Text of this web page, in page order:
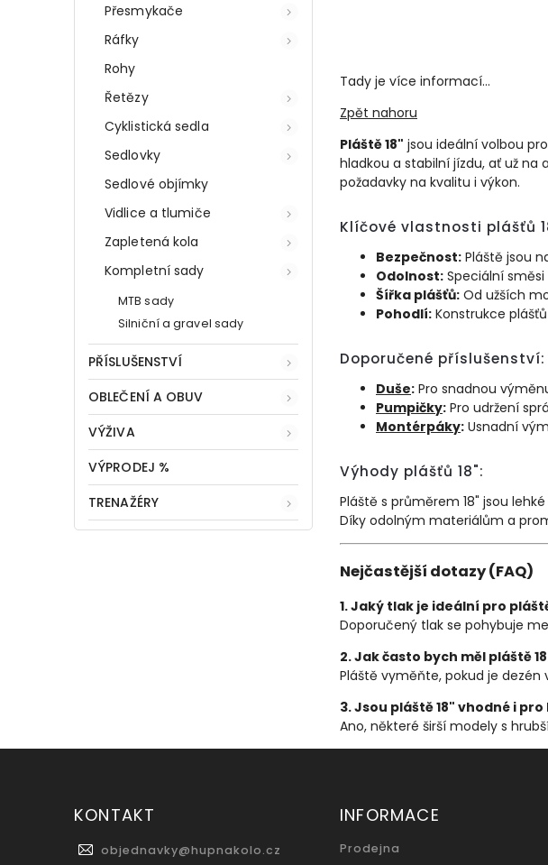
Přesmykače
Ráfky
Rohy
Řetězy
Cyklistická sedla
Sedlovky
Sedlové objímky
Vidlice a tlumiče
Zapletená kola
Kompletní sady
MTB sady
Silniční a gravel sady
PŘÍSLUŠENSTVÍ
OBLEČENÍ A OBUV
VÝŽIVA
VÝPRODEJ %
TRENAŽÉRY
Tady je více informací...
Zpět nahoru
Pláště 18" jsou ideální volbou
hladkou a stabilní jízdu, ať už na
požadavky na kvalitu i výkon.
Klíčové vlastnosti plášťů
Bezpečnost: Pláště jsou
Odolnost: Speciální
Šířka plášťů: Od užších
Pohodlí: Konstrukce
Doporučené příslušenství:
Duše: Pro snadnou
Pumpičky: Pro udržení
Montérpáky: Usnadní
Výhody plášťů 18":
Pláště s průměrem 18" jsou
Díky odolným materiálům a
Nejčastější dotazy (FAQ)
1. Jaký tlak je ideální pro
Doporučený tlak se pohybuje
2. Jak často bych měl pláště
Pláště vyměňte, pokud je
3. Jsou pláště 18" vhodné i
Ano, některé širší modely s
KONTAKT
objednavky@hupnakolo.cz
INFORMACE
Prodejna